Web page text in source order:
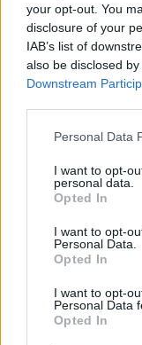
your opt-out. You
disclosure of your
IAB’s list of
also be disclosed
Downstream
Please note that
not limited to your
grant or deny
use your data for
consent section.
Personal Data
I want to opt-
personal data.
Opted In
I want to opt-
Personal Data.
Opted In
I want to opt-
Personal Data
Opted In
Ακολουθήστε το
ενημερωθείτε
τελευταία νέατης
Πιο
φωτογραφία
αδελφής
δύο
26χρονου
κινητού, η